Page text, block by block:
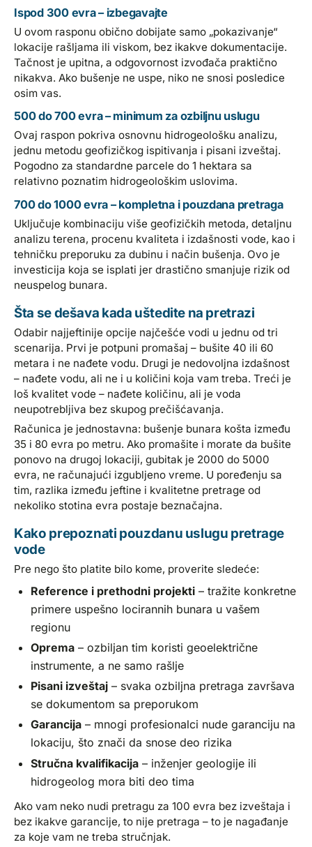
Ispod 300 evra – izbegavajte
U ovom rasponu obično dobijate samo „pokazivanje“
lokacije rašljama ili viskom, bez ikakve dokumentacije.
Tačnost je upitna, a odgovornost izvođača praktično
nikakva. Ako bušenje ne uspe, niko ne snosi posledice
osim vas.
500 do 700 evra – minimum za ozbiljnu uslugu
Ovaj raspon pokriva osnovnu hidrogeološku analizu,
jednu metodu geofizičkog ispitivanja i pisani izveštaj.
Pogodno za standardne parcele do 1 hektara sa
relativno poznatim hidrogeološkim uslovima.
700 do 1000 evra – kompletna i pouzdana pretraga
Uključuje kombinaciju više geofizičkih metoda, detaljnu
analizu terena, procenu kvaliteta i izdašnosti vode, kao i
tehničku preporuku za dubinu i način bušenja. Ovo je
investicija koja se isplati jer drastično smanjuje rizik od
neuspelog bunara.
Šta se dešava kada uštedite na pretrazi
Odabir najjeftinije opcije najčešće vodi u jednu od tri
scenarija. Prvi je potpuni promašaj – bušite 40 ili 60
metara i ne nađete vodu. Drugi je nedovoljna izdašnost
– nađete vodu, ali ne i u količini koja vam treba. Treći je
loš kvalitet vode – nađete količinu, ali je voda
neupotrebljiva bez skupog prečišćavanja.
Računica je jednostavna: bušenje bunara košta između
35 i 80 evra po metru. Ako promašite i morate da bušite
ponovo na drugoj lokaciji, gubitak je 2000 do 5000
evra, ne računajući izgubljeno vreme. U poređenju sa
tim, razlika između jeftine i kvalitetne pretrage od
nekoliko stotina evra postaje beznačajna.
Kako prepoznati pouzdanu uslugu pretrage
vode
Pre nego što platite bilo kome, proverite sledeće:
Reference i prethodni projekti– tražite konkretne
primere uspešno locirannih bunara u vašem
regionu
Oprema– ozbiljan tim koristi geoelektrične
instrumente, a ne samo rašlje
Pisani izveštaj– svaka ozbiljna pretraga završava
se dokumentom sa preporukom
Garancija– mnogi profesionalci nude garanciju na
lokaciju, što znači da snose deo rizika
Stručna kvalifikacija– inženjer geologije ili
hidrogeolog mora biti deo tima
Ako vam neko nudi pretragu za 100 evra bez izveštaja i
bez ikakve garancije, to nije pretraga – to je nagađanje
za koje vam ne treba stručnjak.